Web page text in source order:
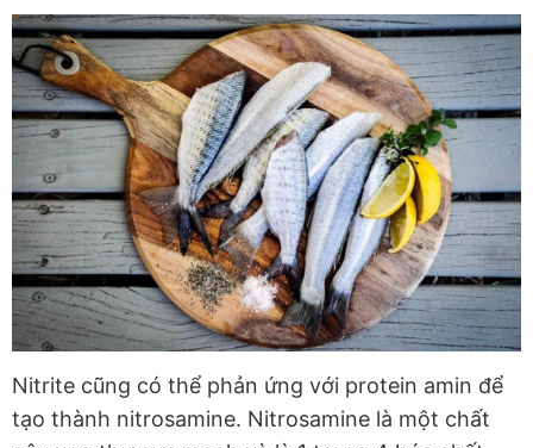
Nitrite cũng có thể phản ứng với protein amin để
tạo thành nitrosamine. Nitrosamine là một chất